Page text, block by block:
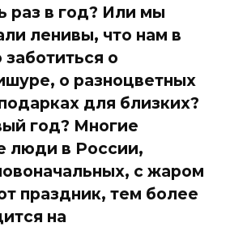
раз в год? Или мы
ленивы, что нам в
заботиться о
о разноцветных
для близких?
год? Многие
люди в России,
с жаром
праздник, тем более
на